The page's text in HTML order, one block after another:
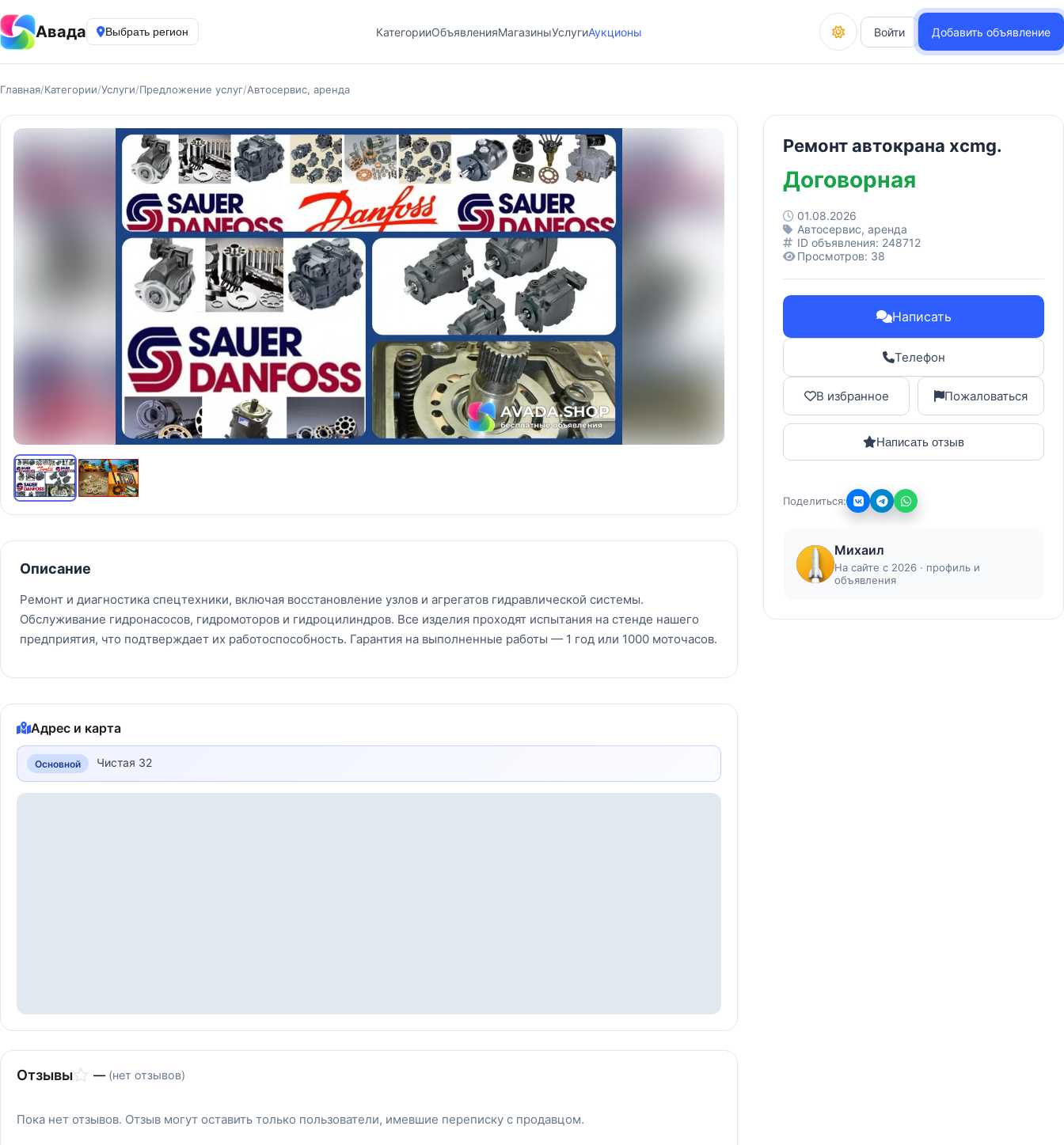
Авада Выбрать регион КатегорииОбъявленияМагазиныУслугиАукционы Войти Добавить объявление
Главная/Категории/Услуги/Предложение услуг/Автосервис, аренда
Договорная
Ремонт автокрана xcmg.
01.08.2026
Автосервис, аренда
ID объявления: 248712
Просмотров: 38
Написать
Телефон
В избранное Пожаловаться
Написать отзыв
Поделиться:
Михаил
На сайте с 2026 · профиль и
объявления
Описание
Ремонт и диагностика спецтехники, включая восстановление узлов и агрегатов гидравлической системы.
Обслуживание гидронасосов, гидромоторов и гидроцилиндров. Все изделия проходят испытания на стенде нашего
предприятия, что подтверждает их работоспособность. Гарантия на выполненные работы — 1 год или 1000 моточасов.
Адрес и карта
Основной Чистая 32
Отзывы — (нет отзывов)
Пока нет отзывов. Отзыв могут оставить только пользователи, имевшие переписку с продавцом.